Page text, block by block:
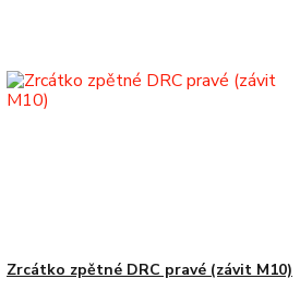
Zrcátko zpětné DRC pravé (závit M10)